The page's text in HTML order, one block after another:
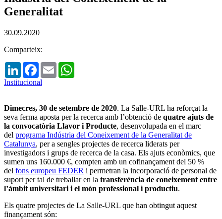
Generalitat
30.09.2020
Comparteix:
LinkedInFacebook
Email
Institucional
Dimecres, 30 de setembre de 2020. La Salle-URL ha reforçat la
seva ferma aposta per la recerca amb l’obtenció de quatre ajuts de
la convocatòria Llavor i Producte, desenvolupada en el marc
del programa Indústria del Coneixement de la Generalitat de
Catalunya, per a sengles projectes de recerca liderats per
investigadors i grups de recerca de la casa. Els ajuts econòmics, que
sumen uns 160.000 €, compten amb un cofinançament del 50 %
del fons europeu FEDER i permetran la incorporació de personal de
suport per tal de treballar en la transferència de coneixement entre
l’àmbit universitari i el món professional i productiu.
Els quatre projectes de La Salle-URL que han obtingut aquest
finançament són: